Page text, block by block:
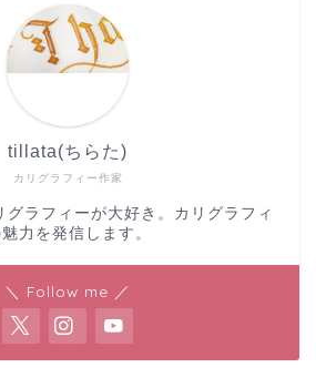
カリグラフィー作家
tillata(ちらた)
グラフィーが大好き。カリグラフィ
力を発信します。
＼ Follow me ／